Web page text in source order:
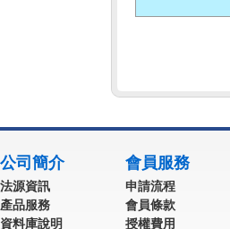
公司簡介
法源資訊
產品服務
資料庫說明
會員服務
申請流程
會員條款
授權費用